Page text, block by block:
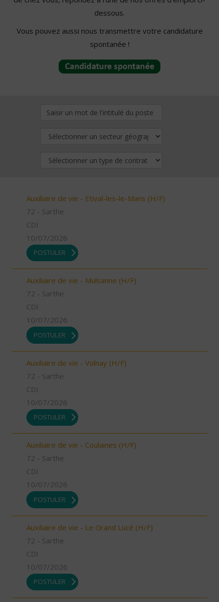
dessous.
Vous pouvez aussi nous transmettre votre candidature
spontanée !
Auxiliaire de vie - Etival-les-le-Mans (H/F)
72 - Sarthe
CDI
10/07/2026
POSTULER
Auxiliaire de vie - Mulsanne (H/F)
72 - Sarthe
CDI
10/07/2026
POSTULER
Auxiliaire de vie - Volnay (H/F)
72 - Sarthe
CDI
10/07/2026
POSTULER
Auxiliaire de vie - Coulaines (H/F)
72 - Sarthe
CDI
10/07/2026
POSTULER
Auxiliaire de vie - Le Grand Lucé (H/F)
72 - Sarthe
CDI
10/07/2026
POSTULER